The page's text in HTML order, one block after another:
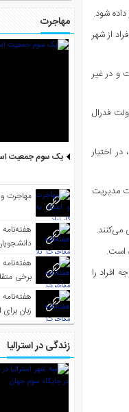
داده شود.
از شهر
و در غیر
فدرال
اختیار
مدیریت
می‌کنند.
است.
افراد را
مهاجرت
یک سوم جمعیت
مهاجرت و
برخی
زبان
زندگی در استرالیا